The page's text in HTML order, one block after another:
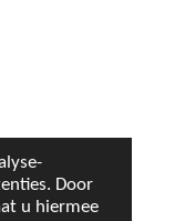
Door
u hiermee